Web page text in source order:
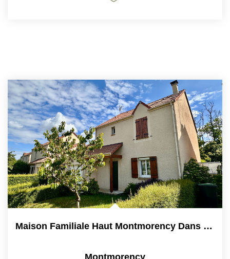
Maison Familiale Haut Montmorency Dans Voie Privée
Montmorency